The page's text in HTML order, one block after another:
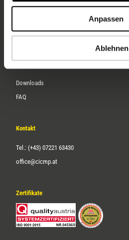
Anpassen
Ablehnen
Karriere
Downloads
FAQ
Kontakt
Tel.: (+43) 07221 63430
office@cicmp.at
Zertifikate